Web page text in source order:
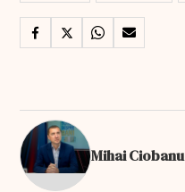
Mihai Ciobanu